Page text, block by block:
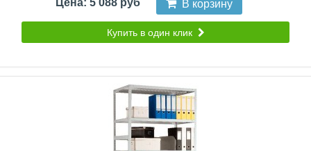
В корзину
Купить в один клик